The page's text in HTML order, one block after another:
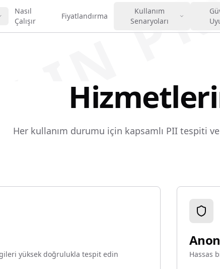
Nasıl
Çalışır
Fiyatlandırma
Kullanım
Senaryoları
Her kullanım durumu için kapsamlı PII tespiti
yüksek doğrulukla tespit edin Hassas